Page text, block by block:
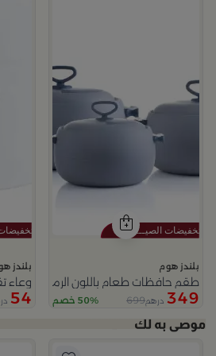
بلندز هوم
طقم حافظات طعام باللون الرمادي من
349 درهم699 50% خصم
بلندز
وعاء
54